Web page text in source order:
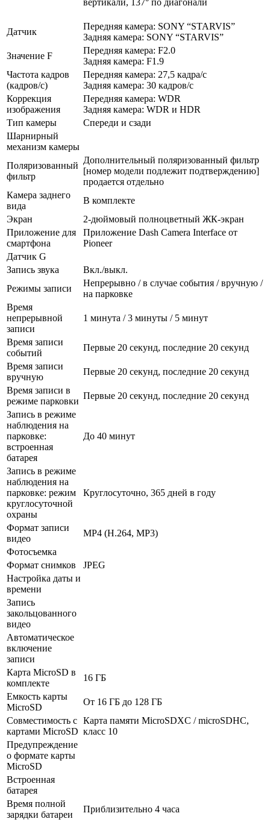
вертикали, 137° по диагонали
Датчик
Передняя камера: SONY “STARVIS”
Задняя камера: SONY “STARVIS”
Значение F
Передняя камера: F2.0
Задняя камера: F1.9
Частота кадров
(кадров/с)
Передняя камера: 27,5 кадра/с
Задняя камера: 30 кадров/с
Коррекция
изображения
Передняя камера: WDR
Задняя камера: WDR и HDR
Тип камеры
Спереди и сзади
Шарнирный
механизм камеры
Поляризованный
фильтр
Дополнительный поляризованный фильтр
[номер модели подлежит подтверждению]
продается отдельно
Камера заднего
вида
В комплекте
Экран
2-дюймовый полноцветный ЖК-экран
Приложение для
смартфона
Приложение Dash Camera Interface от
Pioneer
Датчик G
Запись звука
Вкл./выкл.
Режимы записи
Непрерывно / в случае события / вручную /
на парковке
Время
непрерывной
записи
1 минута / 3 минуты / 5 минут
Время записи
событий
Первые 20 секунд, последние 20 секунд
Время записи
вручную
Первые 20 секунд, последние 20 секунд
Время записи в
режиме парковки
Первые 20 секунд, последние 20 секунд
Запись в режиме
наблюдения на
парковке:
встроенная
батарея
До 40 минут
Запись в режиме
наблюдения на
парковке: режим
круглосуточной
охраны
Круглосуточно, 365 дней в году
Формат записи
видео
MP4 (H.264, MP3)
Фотосъемка
Формат снимков
JPEG
Настройка даты и
времени
Запись
закольцованного
видео
Автоматическое
включение
записи
Карта MicroSD в
комплекте
16 ГБ
Емкость карты
MicroSD
От 16 ГБ до 128 ГБ
Совместимость с
картами MicroSD
Карта памяти MicroSDXC / microSDHC,
класс 10
Предупреждение
о формате карты
MicroSD
Встроенная
батарея
Время полной
зарядки батареи
Приблизительно 4 часа